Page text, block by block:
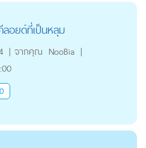
อยด์ที่เป็นหลุม
| จากคุณ NooBia |